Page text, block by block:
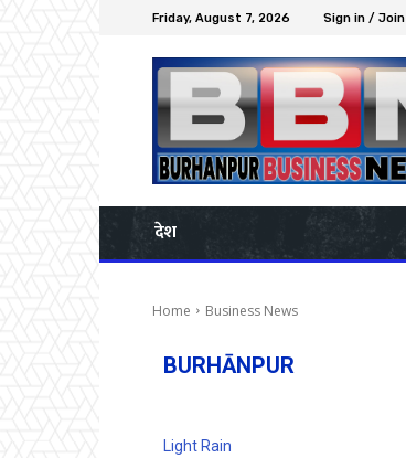
Friday, August 7, 2026 Sign in / Join
देश
Home Business News
BURHĀNPUR
Light Rain